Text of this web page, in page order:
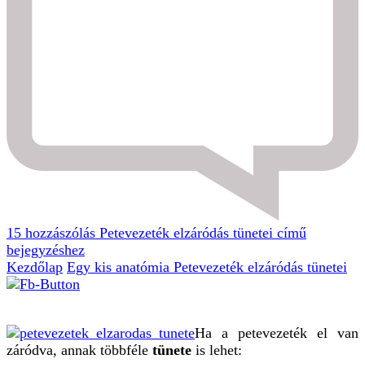
15 hozzászólás Petevezeték elzáródás tünetei című
bejegyzéshez
Kezdőlap Egy kis anatómia Petevezeték elzáródás tünetei
Ha a petevezeték el van
záródva, annak többféle tünete is lehet: